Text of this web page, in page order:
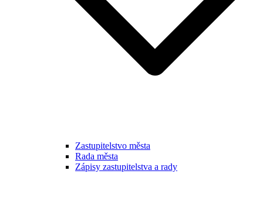
Zastupitelstvo města
Rada města
Zápisy zastupitelstva a rady